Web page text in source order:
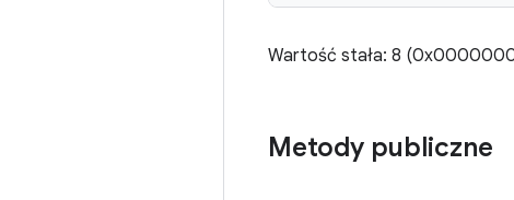
Wartość stała: 8
Metody publiczne